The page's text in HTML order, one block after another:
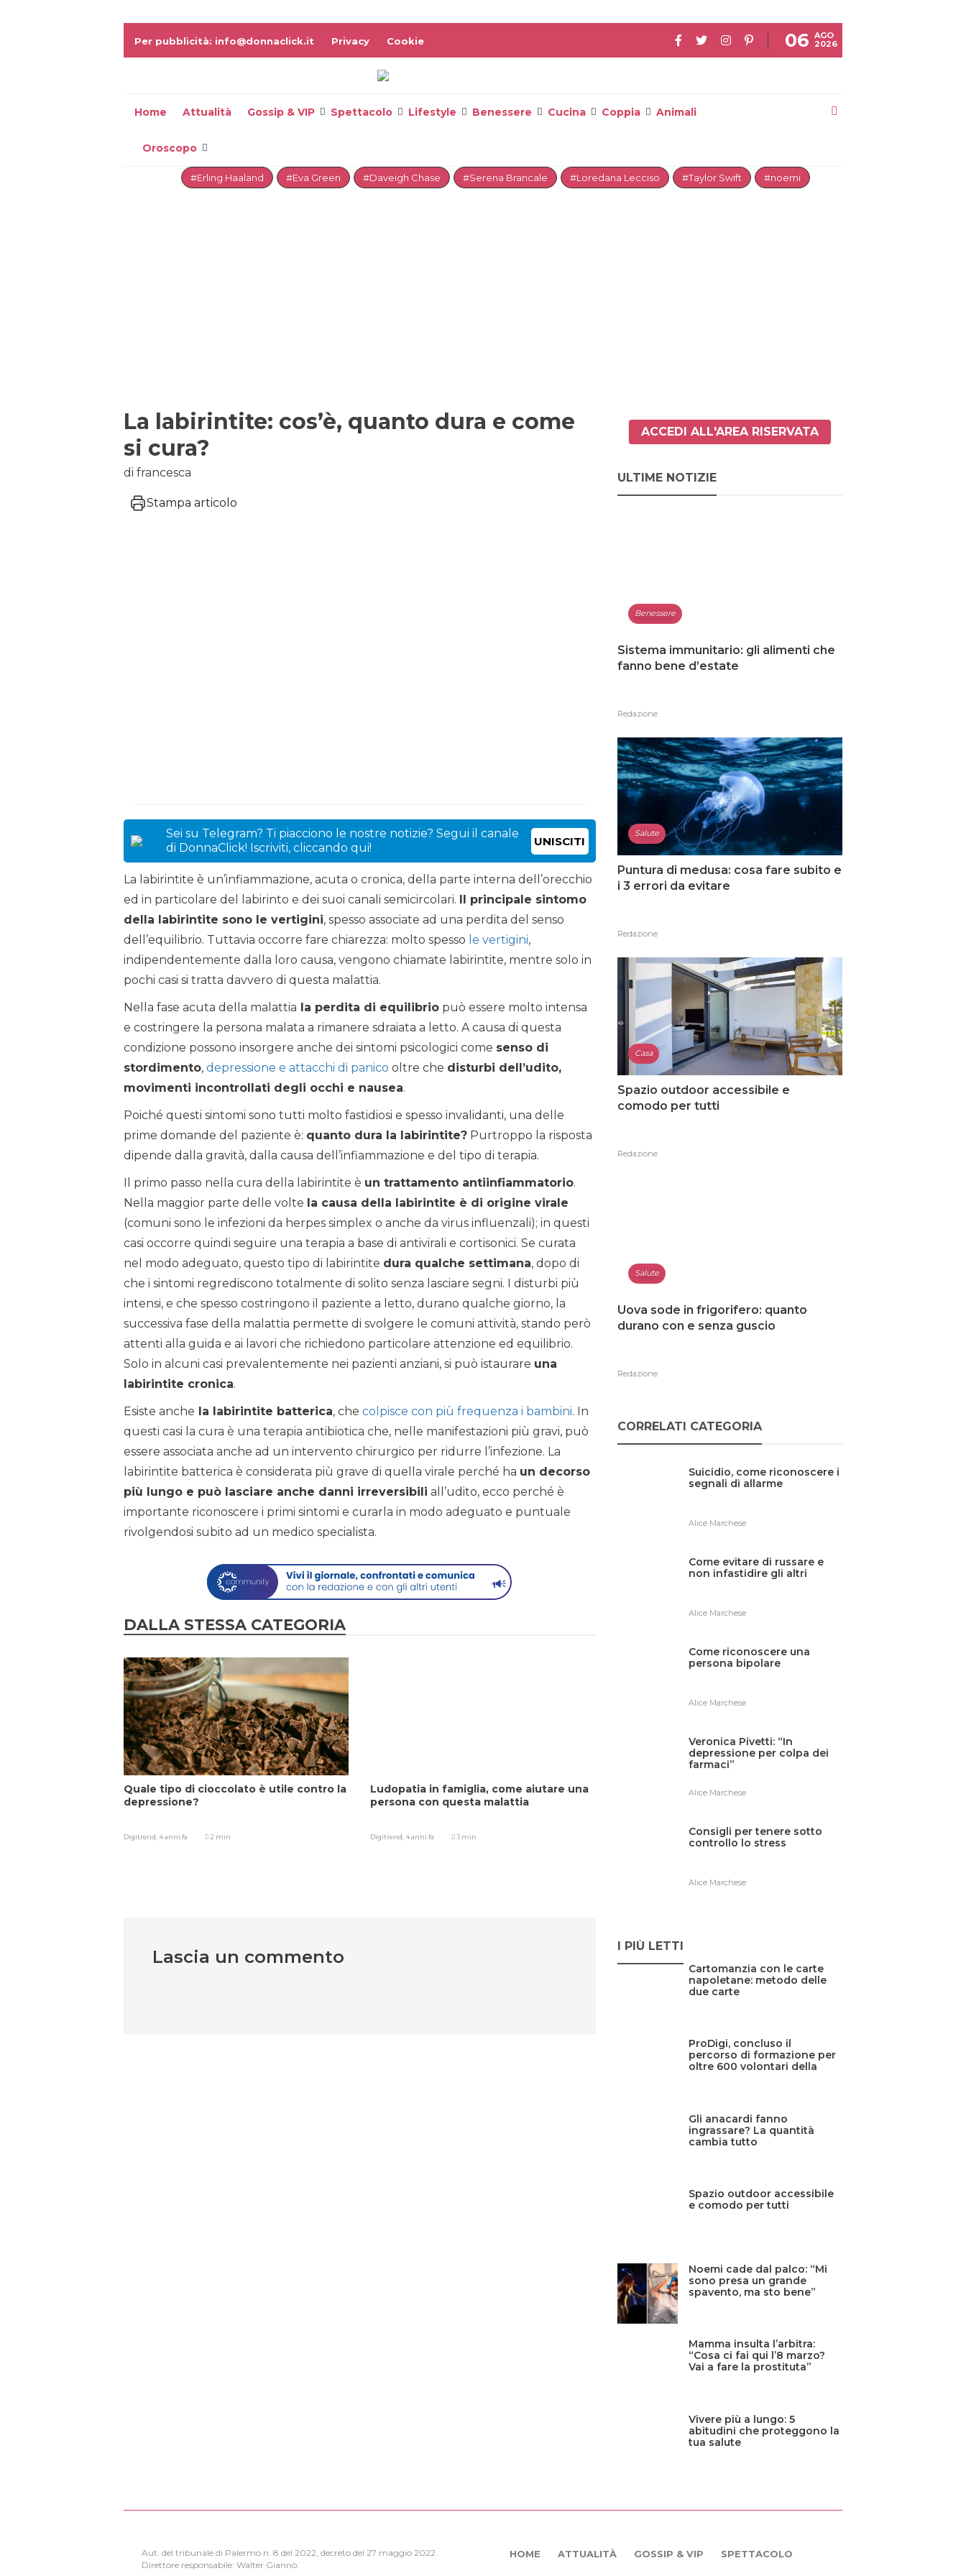
Per pubblicità: info@donnaclick.it Privacy Cookie 06 AGO
2026
Home Attualità Gossip & VIP Spettacolo Lifestyle Benessere Cucina Coppia Animali
Oroscopo
#Erling Haaland #Eva Green #Daveigh Chase #Serena Brancale #Loredana Lecciso #Taylor Swift #noemi
La labirintite: cos’è, quanto dura e come
si cura?
di francesca
Stampa articolo
Sei su Telegram? Ti piacciono le nostre notizie? Segui il canale
di DonnaClick! Iscriviti, cliccando qui!
UNISCITI
La labirintite è un’infiammazione, acuta o cronica, della parte interna dell’orecchio
ed in particolare del labirinto e dei suoi canali semicircolari.
Il principale sintomo
della labirintite sono le vertigini, spesso associate ad una perdita del senso
dell’equilibrio. Tuttavia occorre fare chiarezza: molto spesso le vertigini,
indipendentemente dalla loro causa, vengono chiamate labirintite, mentre solo in
pochi casi si tratta davvero di questa malattia.
Nella fase acuta della malattia la perdita di equilibrio può essere molto intensa
e costringere la persona malata a rimanere sdraiata a letto. A causa di questa
condizione possono insorgere anche dei sintomi psicologici come senso di
stordimento, depressione e attacchi di panico oltre che disturbi dell’udito,
movimenti incontrollati degli occhi e nausea.
Poiché questi sintomi sono tutti molto fastidiosi e spesso invalidanti, una delle
prime domande del paziente è: quanto dura la labirintite? Purtroppo la risposta
dipende dalla gravità, dalla causa dell’infiammazione e del tipo di terapia.
Il primo passo nella cura della labirintite è un trattamento antiinfiammatorio.
Nella maggior parte delle volte la causa della labirintite è di origine virale
(comuni sono le infezioni da herpes simplex o anche da virus influenzali); in questi
casi occorre quindi seguire una terapia a base di antivirali e cortisonici. Se curata
nel modo adeguato, questo tipo di labirintite dura qualche settimana, dopo di
che i sintomi regrediscono totalmente di solito senza lasciare segni. I disturbi più
intensi, e che spesso costringono il paziente a letto, durano qualche giorno, la
successiva fase della malattia permette di svolgere le comuni attività, stando però
attenti alla guida e ai lavori che richiedono particolare attenzione ed equilibrio.
Solo in alcuni casi prevalentemente nei pazienti anziani, si può istaurare una
labirintite cronica.
Esiste anche la labirintite batterica, che colpisce con più frequenza i bambini. In
questi casi la cura è una terapia antibiotica che, nelle manifestazioni più gravi, può
essere associata anche ad un intervento chirurgico per ridurre l’infezione. La
labirintite batterica è considerata più grave di quella virale perché ha un decorso
più lungo e può lasciare anche danni irreversibili all’udito, ecco perché è
importante riconoscere i primi sintomi e curarla in modo adeguato e puntuale
rivolgendosi subito ad un medico specialista.
DALLA STESSA CATEGORIA
Quale tipo di cioccolato è utile contro la
depressione?
Digitrend,4 anni fa 2 min
Ludopatia in famiglia, come aiutare una
persona con questa malattia
Digitrend,4 anni fa 3 min
Lascia un commento
ACCEDI ALL'AREA RISERVATA
ULTIME NOTIZIE
Benessere
Sistema immunitario: gli alimenti che
fanno bene d’estate
Redazione
Salute
Puntura di medusa: cosa fare subito e
i 3 errori da evitare
Redazione
Casa
Spazio outdoor accessibile e
comodo per tutti
Redazione
Salute
Uova sode in frigorifero: quanto
durano con e senza guscio
Redazione
CORRELATI CATEGORIA
Suicidio, come riconoscere i
segnali di allarme
Alice Marchese
Come evitare di russare e
non infastidire gli altri
Alice Marchese
Come riconoscere una
persona bipolare
Alice Marchese
Veronica Pivetti: “In
depressione per colpa dei
farmaci”
Alice Marchese
Consigli per tenere sotto
controllo lo stress
Alice Marchese
I PIÙ LETTI
Cartomanzia con le carte
napoletane: metodo delle
due carte
ProDigi, concluso il
percorso di formazione per
oltre 600 volontari della
Gli anacardi fanno
ingrassare? La quantità
cambia tutto
Spazio outdoor accessibile
e comodo per tutti
Noemi cade dal palco: “Mi
sono presa un grande
spavento, ma sto bene”
Mamma insulta l’arbitra:
“Cosa ci fai qui l’8 marzo?
Vai a fare la prostituta”
Vivere più a lungo: 5
abitudini che proteggono la
tua salute
Aut. del tribunale di Palermo n. 8 del 2022, decreto del 27 maggio 2022.
Direttore responsabile: Walter Giannò.
HOME ATTUALITÀ GOSSIP & VIP SPETTACOLO